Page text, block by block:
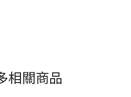
相關商品